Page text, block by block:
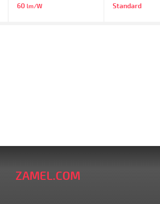
60 lm/W Standard
ZAMEL.COM